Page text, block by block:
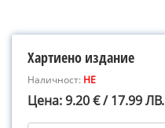
Хартиено издание
Наличност: НЕ
Цена: 9.20 € / 17.99 ЛВ.